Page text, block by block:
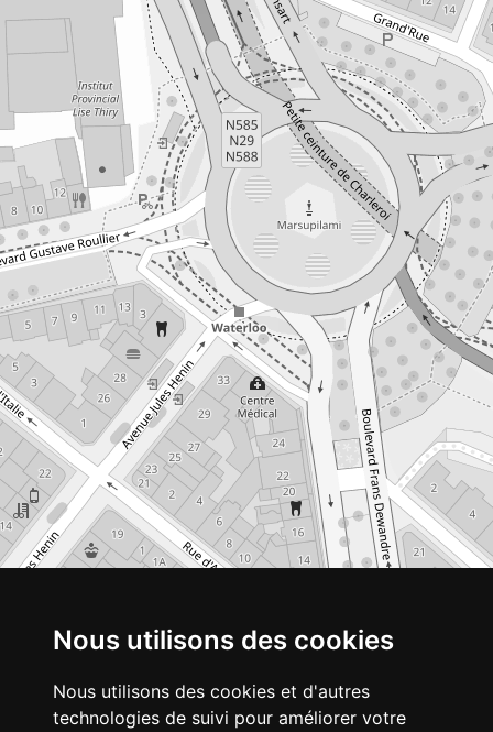
Nous utilisons des cookies
Nous utilisons des cookies et d'autres
technologies de suivi pour améliorer votre